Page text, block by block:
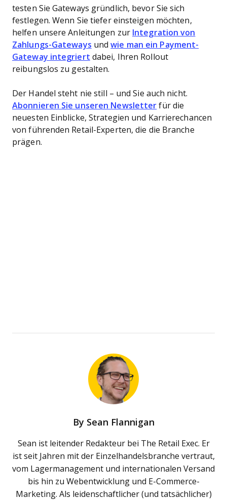
testen Sie Gateways gründlich, bevor Sie sich
festlegen. Wenn Sie tiefer einsteigen möchten,
helfen unsere Anleitungen zur Integration von
Zahlungs-Gateways undwie man ein Payment-
Gateway integriert dabei, Ihren Rollout
reibungslos zu gestalten.
Der Handel steht nie still – und Sie auch nicht.
Abonnieren Sie unseren Newsletter für die
neuesten Einblicke, Strategien und Karrierechancen
von führenden Retail-Experten, die die Branche
prägen.
By Sean Flannigan
Sean ist leitender Redakteur bei The Retail Exec. Er
ist seit Jahren mit der Einzelhandelsbranche vertraut,
vom Lagermanagement und internationalen Versand
bis hin zu Webentwicklung und E-Commerce-
Marketing. Als leidenschaftlicher (und tatsächlicher)